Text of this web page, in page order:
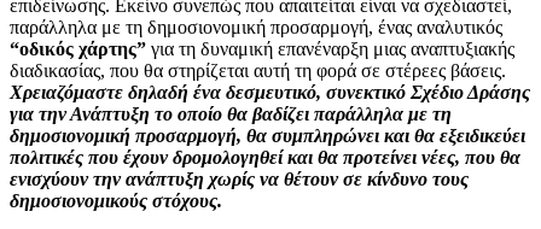
επιδείνωσης. Εκείνο συνεπώς που απαιτείται είναι να σχεδιαστεί,
παράλληλα με τη δημοσιονομική προσαρμογή, ένας αναλυτικός
“οδικός χάρτης” για τη δυναμική επανέναρξη μιας αναπτυξιακής
διαδικασίας, που θα στηρίζεται αυτή τη φορά σε στέρεες βάσεις.
Χρειαζόμαστε δηλαδή ένα δεσμευτικό, συνεκτικό Σχέδιο Δράσης
για την Ανάπτυξη το οποίο θα βαδίζει παράλληλα με τη
δημοσιονομική προσαρμογή, θα συμπληρώνει και θα εξειδικεύει
πολιτικές που έχουν δρομολογηθεί και θα προτείνει νέες, που θα
ενισχύουν την ανάπτυξη χωρίς να θέτουν σε κίνδυνο τους
δημοσιονομικούς στόχους.